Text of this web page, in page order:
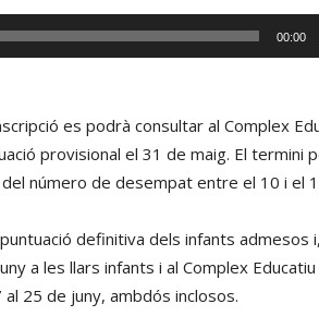
00:00
es podrà consultar al Complex
provisional el 31 de maig. El termini
número de desempat entre el 10 i el
definitiva dels infants admesos
a les llars infants i al Complex
25 de juny, ambdós inclosos.